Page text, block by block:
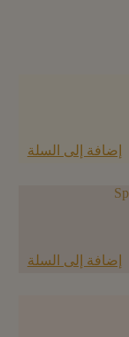
إضافة إلى السلة
إضافة إلى السلة